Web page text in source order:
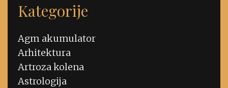
Kategorije
Agm akumulator
Arhitektura
Artroza kolena
Astrologija